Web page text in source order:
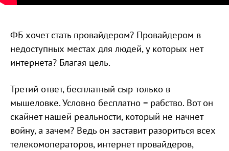
ФБ хочет стать провайдером? Провайдером в
недоступных местах для людей, у которых нет
интернета? Благая цель.
Третий ответ, бесплатный сыр только в
мышеловке. Условно бесплатно = рабство. Вот он
скайнет нашей реальности, который не начнет
войну, а зачем? Ведь он заставит разориться всех
телекомоператоров, интернет провайдеров,